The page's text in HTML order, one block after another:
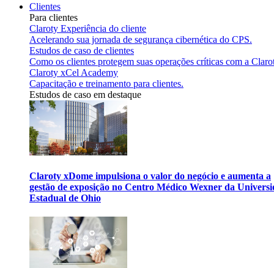
Clientes
Para clientes
Claroty Experiência do cliente
Acelerando sua jornada de segurança cibernética do CPS.
Estudos de caso de clientes
Como os clientes protegem suas operações críticas com a
Claroty xCel Academy
Capacitação e treinamento para clientes.
Estudos de caso em destaque
Claroty xDome impulsiona o valor do negócio e aumenta a
gestão de exposição no Centro Médico Wexner da
Estadual de Ohio